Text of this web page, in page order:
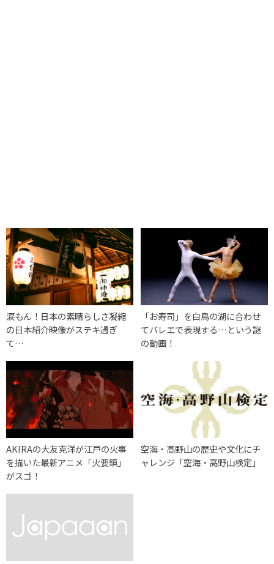
涙もん！日本の素晴らしさ凝縮
の日本紹介映像がステキ過ぎ
て…
「お寿司」を白鳥の湖に合わせ
てバレエで表現する…という謎
の動画！
AKIRAの大友克洋が江戸の火事
を描いた最新アニメ「火要鎮」
がスゴ！
空海・高野山の歴史や文化にチ
ャレンジ「空海・高野山検定」